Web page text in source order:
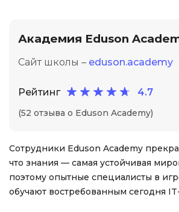
Академия Eduson
Сайт школы – eduson.academy
Рейтинг 4.7
(52 отзыва о Eduson Academy)
Сотрудники Eduson Academy
что знания — самая устойчивая
поэтому опытные специалисты в
обучают востребованным сегодня